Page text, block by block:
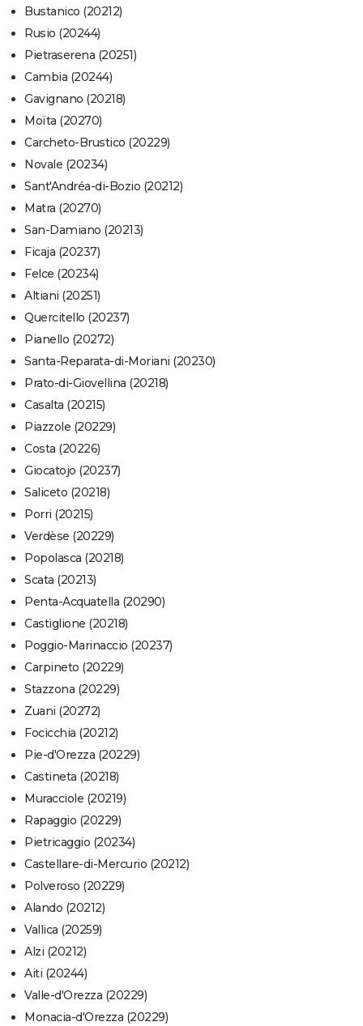
Bustanico (20212)
Rusio (20244)
Pietraserena (20251)
Cambia (20244)
Gavignano (20218)
Moïta (20270)
Carcheto-Brustico (20229)
Novale (20234)
Sant'Andréa-di-Bozio (20212)
Matra (20270)
San-Damiano (20213)
Ficaja (20237)
Felce (20234)
Altiani (20251)
Quercitello (20237)
Pianello (20272)
Santa-Reparata-di-Moriani (20230)
Prato-di-Giovellina (20218)
Casalta (20215)
Piazzole (20229)
Costa (20226)
Giocatojo (20237)
Saliceto (20218)
Porri (20215)
Verdèse (20229)
Popolasca (20218)
Scata (20213)
Penta-Acquatella (20290)
Castiglione (20218)
Poggio-Marinaccio (20237)
Carpineto (20229)
Stazzona (20229)
Zuani (20272)
Focicchia (20212)
Pie-d'Orezza (20229)
Castineta (20218)
Muracciole (20219)
Rapaggio (20229)
Pietricaggio (20234)
Castellare-di-Mercurio (20212)
Polveroso (20229)
Alando (20212)
Vallica (20259)
Alzi (20212)
Aiti (20244)
Valle-d'Orezza (20229)
Monacia-d'Orezza (20229)